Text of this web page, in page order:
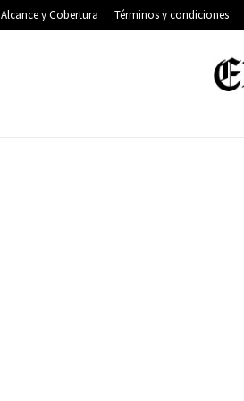
Alcance y Cobertura Términos y condiciones